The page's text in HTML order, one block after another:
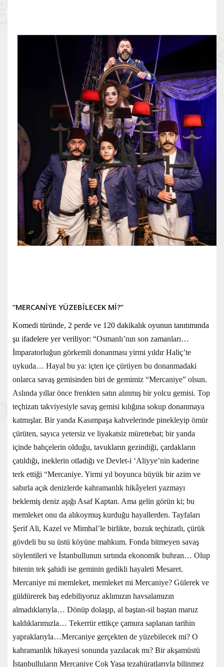
“MERCANİYE YÜZEBİLECEK Mİ?”
Komedi türünde, 2 perde ve 120 dakikalık oyunun tanıtımında
şu ifadelere yer veriliyor: “Osmanlı’nın son zamanları…
İmparatorluğun görkemli donanması yirmi yıldır Haliç’te
uykuda… Hayal bu ya: içten içe çürüyen bu donanmadaki
onlarca savaş gemisinden biri de gemimiz “Mercaniye” olsun.
Aslında yıllar önce frenkten satın alınmış bir yolcu gemisi. Top
teçhizatı takviyesiyle savaş gemisi kılığına sokup donanmaya
katmışlar. Bir yanda Kasımpaşa kahvelerinde pinekleyip ömür
çürüten, sayıca yetersiz ve liyakatsiz mürettebat; bir yanda
içinde bahçelerin olduğu, tavukların gezindiği, çardakların
çatıldığı, ineklerin otladığı ve Devlet-i ‘Aliyye’nin kaderine
terk ettiği “Mercaniye. Yirmi yıl boyunca büyük bir azim ve
sabırla açık denizlerde kahramanlık hikâyeleri yazmayı
beklemiş deniz aşığı Asaf Kaptan. Ama gelin görün ki; bu
memleket onu da alıkoymuş kurduğu hayallerden. Tayfaları
Şerif Ali, Kazel ve Mimhal’le birlikte, bozuk teçhizatlı, çürük
gövdeli bu su üstü köyüne mahkum. Fonda bitmeyen savaş
söylentileri ve İstanbullunun sırtında ekonomik buhran… Olup
bitenin tek şahidi ise geminin gedikli hayaleti Mesaret.
Mercaniye mi memleket, memleket mi Mercaniye? Gülerek ve
güldürerek baş edebiliyoruz aklımızın havsalamızın
almadıklarıyla… Dönüp dolaşıp, al baştan-sil baştan maruz
kaldıklarımızla… Tekerrür ettikçe çamura saplanan tarihin
yapraklarıyla…Mercaniye gerçekten de yüzebilecek mi? O
kahramanlık hikayesi sonunda yazılacak mı? Bir akşamüstü
İstanbulluların Mercaniye Çok Yaşa tezahüratlarıyla bilinmez